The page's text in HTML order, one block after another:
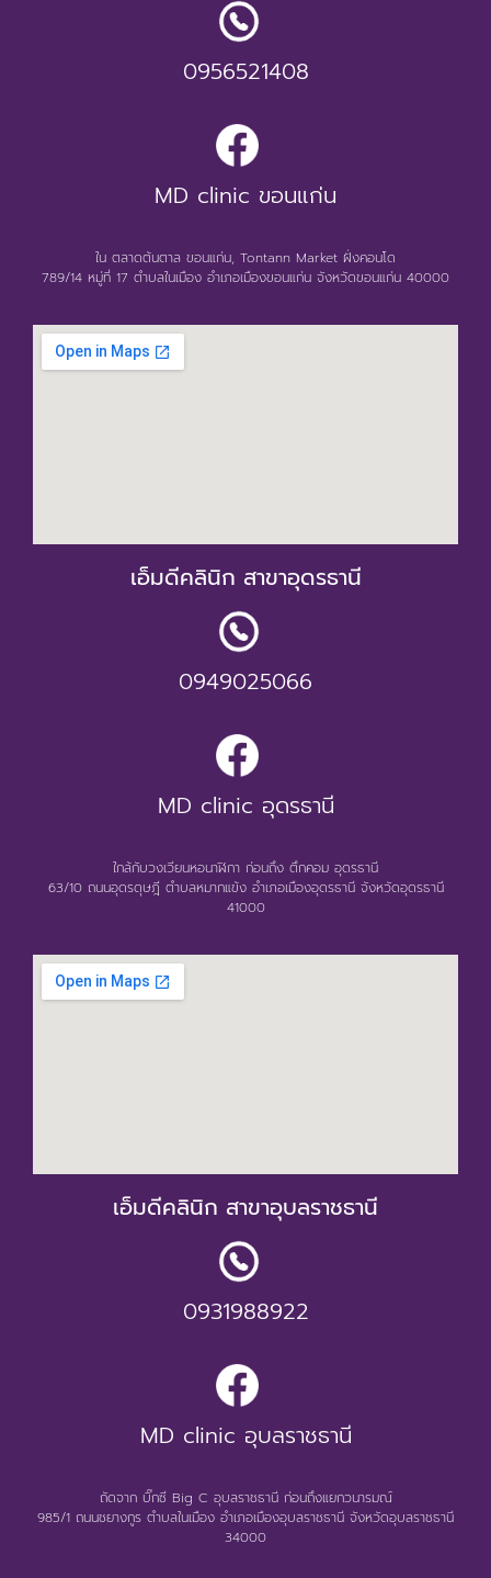
0956521408
MD clinic ขอนแก่น
ใน ตลาดต้นตาล ขอนแก่น, Tontann Market ฝั่งคอนโด
789/14 หมู่ที่ 17 ตำบลในเมือง อำเภอเมืองขอนแก่น จังหวัดขอนแก่น 40000
เอ็มดีคลินิก สาขาอุดรธานี
0949025066
MD clinic อุดรธานี
ใกล้กับวงเวียนหอนาฬิกา ก่อนถึง ตึกคอม อุดรธานี
63/10 ถนนอุดรดุษฎี ตำบลหมากแข้ง อำเภอเมืองอุดรธานี จังหวัดอุดรธานี
41000
เอ็มดีคลินิก สาขาอุบลราชธานี
0931988922
MD clinic อุบลราชธานี
ถัดจาก บิ๊กซี Big C อุบลราชธานี ก่อนถึงแยกวนารมณ์
985/1 ถนนชยางกูร ตำบลในเมือง อำเภอเมืองอุบลราชธานี จังหวัดอุบลราชธานี
34000